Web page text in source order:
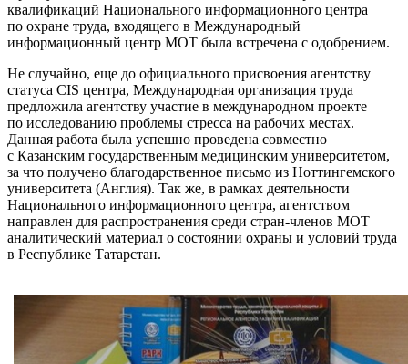
квалификаций Национального информационного центра
по охране труда, входящего в Международный
информационный центр МОТ была встречена с одобрением.
Не случайно, еще до официального присвоения агентству
статуса CIS центра, Международная организация труда
предложила агентству участие в международном проекте
по исследованию проблемы стресса на рабочих местах.
Данная работа была успешно проведена совместно
с Казанским государственным медицинским университетом,
за что получено благодарственное письмо из Ноттингемского
университета (Англия). Так же, в рамках деятельности
Национального информационного центра, агентством
направлен для распространения среди стран-членов МОТ
аналитический материал о состоянии охраны и условий труда
в Республике Татарстан.